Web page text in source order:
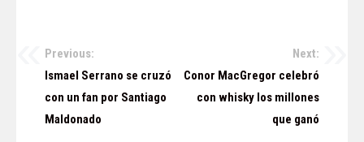
Navegación
entradas
Previous:
Ismael Serrano se cruzó
con un fan por Santiago
Maldonado
Next:
Conor MacGregor celebró
con whisky los millones
que ganó